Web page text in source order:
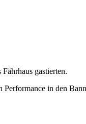
gastierten.
Performance in den